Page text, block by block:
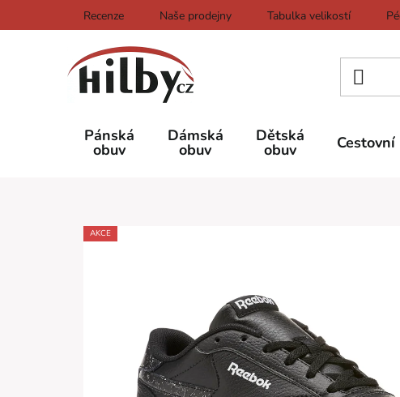
na
Recenze Naše prodejny Tabulka velikostí
Pánská
obuv
Dámská
obuv
Dětská
obuv
AKCE